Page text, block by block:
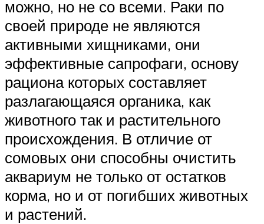
можно, но не со всеми. Раки по
своей природе не являются
активными хищниками, они
эффективные сапрофаги, основу
рациона которых составляет
разлагающаяся органика, как
животного так и растительного
происхождения. В отличие от
сомовых они способны очистить
аквариум не только от остатков
корма, но и от погибших животных
и растений.